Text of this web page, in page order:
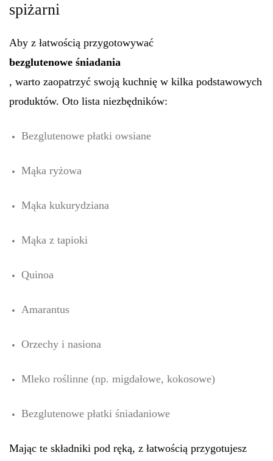
spiżarni
Aby z łatwością przygotowywać
bezglutenowe śniadania
, warto zaopatrzyć swoją kuchnię w kilka podstawowych
produktów. Oto lista niezbędników:
Bezglutenowe płatki owsiane
Mąka ryżowa
Mąka kukurydziana
Mąka z tapioki
Quinoa
Amarantus
Orzechy i nasiona
Mleko roślinne (np. migdałowe, kokosowe)
Bezglutenowe płatki śniadaniowe
Mając te składniki pod ręką, z łatwością przygotujesz